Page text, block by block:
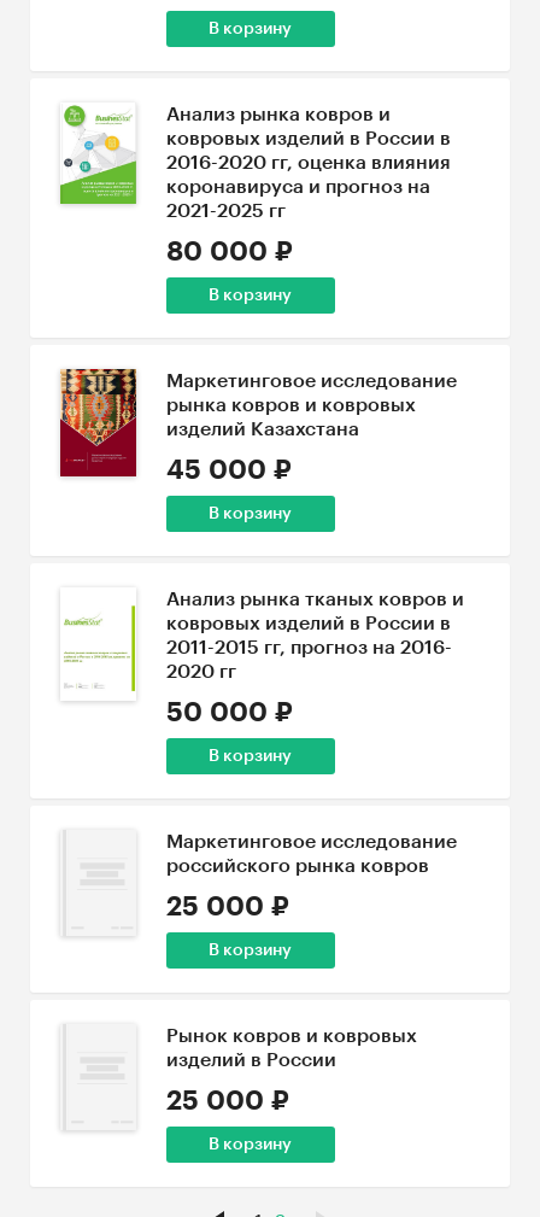
В корзину
Анализ рынка ковров и
ковровых изделий в России в
2016-2020 гг, оценка влияния
коронавируса и прогноз на
2021-2025 гг
80 000 ₽
В корзину
Маркетинговое исследование
рынка ковров и ковровых
изделий Казахстана
45 000 ₽
В корзину
Анализ рынка тканых ковров и
ковровых изделий в России в
2011-2015 гг, прогноз на 2016-
2020 гг
50 000 ₽
В корзину
Маркетинговое исследование
российского рынка ковров
25 000 ₽
В корзину
Рынок ковров и ковровых
изделий в России
25 000 ₽
В корзину